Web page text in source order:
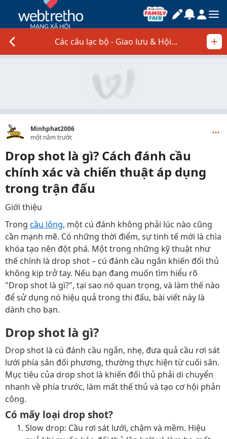
Các câu lạc bộ - Giao lưu & Hội...
Minhphat2006
một năm trước
Drop shot là gì? Cách đánh cầu
chính xác và chiến thuật áp dụng
trong trận đấu
Giới thiệu
Trong cầu lông, một cú đánh không phải lúc nào cũng
cần mạnh mẽ. Có những thời điểm, sự tinh tế mới là chìa
khóa tạo nên đột phá. Một trong những kỹ thuật như
thế chính là drop shot – cú đánh cầu ngắn khiến đối thủ
không kịp trở tay. Nếu bạn đang muốn tìm hiểu rõ
"Drop shot là gì?", tại sao nó quan trọng, và làm thế nào
để sử dụng nó hiệu quả trong thi đấu, bài viết này là
dành cho bạn.
Drop shot là gì?
Drop shot là cú đánh cầu ngắn, nhẹ, đưa quả cầu rơi sát
lưới phía sân đối phương, thường thực hiện từ cuối sân.
Mục tiêu của drop shot là khiến đối thủ phải di chuyển
nhanh về phía trước, làm mất thế thủ và tạo cơ hội phản
công.
Có mấy loại drop shot?
Slow drop: Cầu rơi sát lưới, chậm và mềm. Hiệu